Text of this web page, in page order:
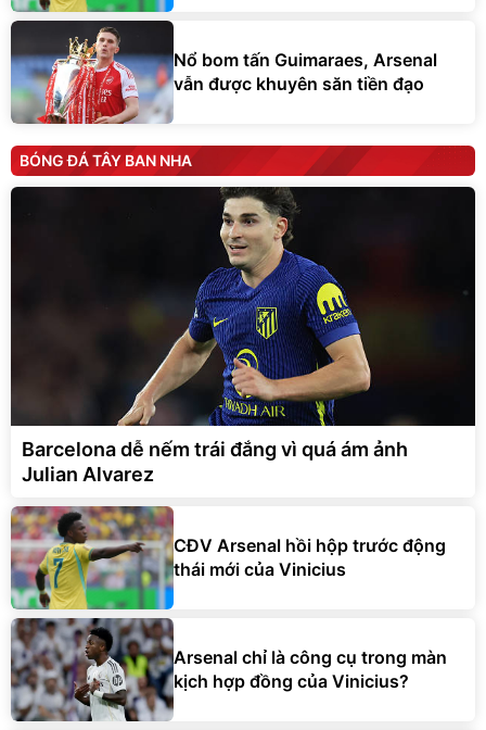
Nổ bom tấn Guimaraes, Arsenal
vẫn được khuyên săn tiền đạo
BÓNG ĐÁ TÂY BAN NHA
Barcelona dễ nếm trái đắng vì quá ám ảnh
Julian Alvarez
CĐV Arsenal hồi hộp trước động
thái mới của Vinicius
Arsenal chỉ là công cụ trong màn
kịch hợp đồng của Vinicius?